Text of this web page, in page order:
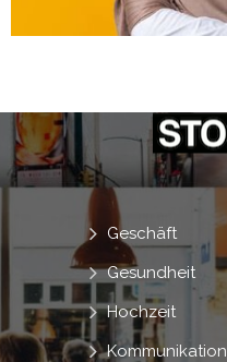
Geschäft
Gesundheit
Hochzeit
Kommunikation